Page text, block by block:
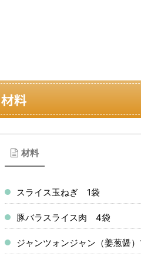
材料
材料
スライス玉ねぎ 1袋
豚バラスライス肉 4袋
ジャンツォンジャン（姜葱醤